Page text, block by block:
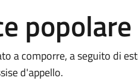
popolare
a comporre, a seguito di
d'appello.